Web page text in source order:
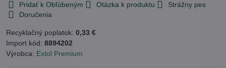
Pridať k Obľúbeným Otázka k produktu
Strážny pes
Doručenia
Recyklačný poplatok: 0,33 €
Import kód: 8894202
Výrobca: Extol Premium